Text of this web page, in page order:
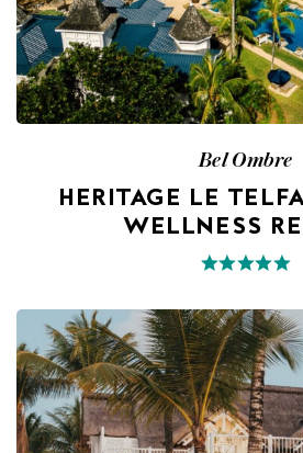
Bel Ombre
HERITAGE LE
WELLNESS